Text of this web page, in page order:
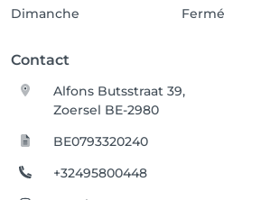
Dimanche
Fermé
Contact
Alfons Butsstraat 39,
Zoersel BE-2980
BE0793320240
+32495800448